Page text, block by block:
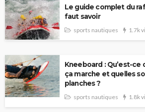
Le guide complet du
faut savoir
sports nautiques 1.7k
Kneeboard : Qu’est-ce
ça marche et quelles
planches ?
sports nautiques 1.8k